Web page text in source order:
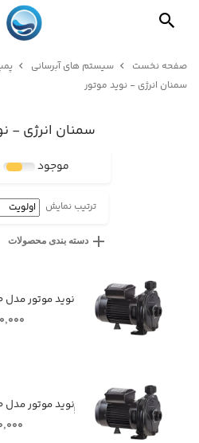
صفحه نخست سیستم های آبرسانی
سمنان انرژی - نوید موتور
موجود
سمنان انرژی -
ترتیب نمایش
دسته بندی محصولات
نوید موتور مدل CM۵۰
ٖٖٖٖٖنوید موتور مدل CM۱۰۰